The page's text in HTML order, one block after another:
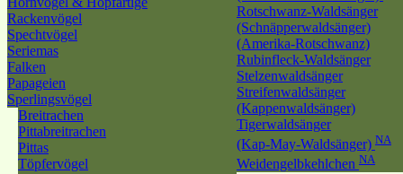
Rackenvögel
Spechtvögel
Seriemas
Falken
Papageien
Sperlingsvögel
Breitrachen
Pittabreitrachen
Pittas
Töpfervögel
Rotschwanz-Waldsänger
(Schnäpperwaldsänger)
(Amerika-Rotschwanz)
Rubinfleck-Waldsänger
Stelzenwaldsänger
Streifenwaldsänger
(Kappenwaldsänger)
Tigerwaldsänger
(Kap-May-Waldsänger) NA
Weidengelbkehlchen NA